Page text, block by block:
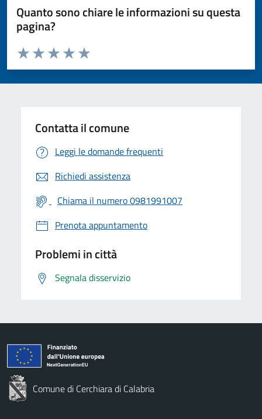
Quanto sono chiare le informazioni su questa
pagina?
Valuta da 1 a 5 stelle la pagina
Valuta 5 stelle su 5
Valuta 4 stelle su 5
Valuta 3 stelle su 5
Valuta 2 stelle su 5
Valuta 1 stelle su 5
Contatta il comune
Leggi le domande frequenti
Richiedi assistenza
Chiama il numero 0981991007
Prenota appuntamento
Problemi in città
Segnala disservizio
Comune di Cerchiara di Calabria